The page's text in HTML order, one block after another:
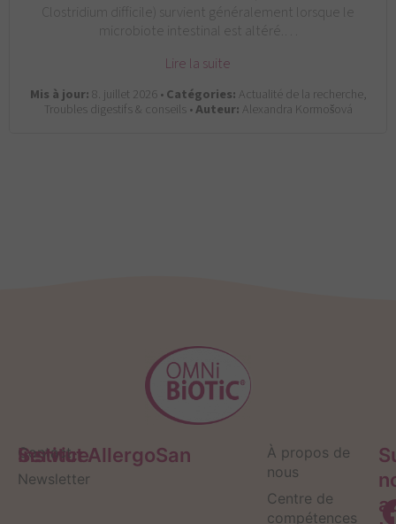
Clostridium difficile) survient généralement lorsque le
microbiote intestinal est altéré.…
Lire la suite
Mis à jour:8. juillet 2026 •Catégories: Actualité de la recherche,
Troubles digestifs & conseils •Auteur: Alexandra Kormošová
Service
Contact
Newsletter
Institut AllergoSan
À propos de
nous
Centre de
compétences